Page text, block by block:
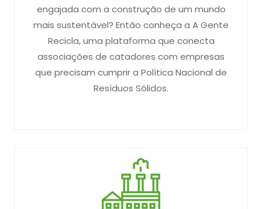
engajada com a construção de um mundo
mais sustentável? Então conheça a A Gente
Recicla, uma plataforma que conecta
associações de catadores com empresas
que precisam cumprir a Política Nacional de
Resíduos Sólidos.